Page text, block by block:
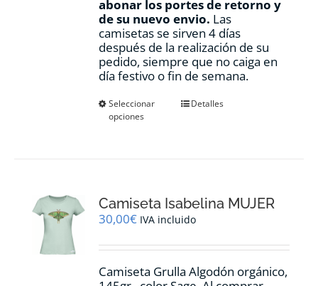
abonar los portes de retorno y
de su nuevo envio. Las
camisetas se sirven 4 días
después de la realización de su
pedido, siempre que no caiga en
día festivo o fin de semana.
Seleccionar
opciones
Este
se
pueden
en
página
Detalles
Camiseta Isabelina MUJER
30,00€ IVA incluido
Camiseta Grulla Algodón orgánico,